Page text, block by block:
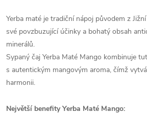
Yerba maté je tradiční nápoj původem z
své povzbuzující účinky a bohatý obsah
minerálů.
Sypaný čaj Yerba Maté Mango kombinuje
s autentickým mangovým aroma, čímž
harmonii.
Největší benefity Yerba Maté Mango: